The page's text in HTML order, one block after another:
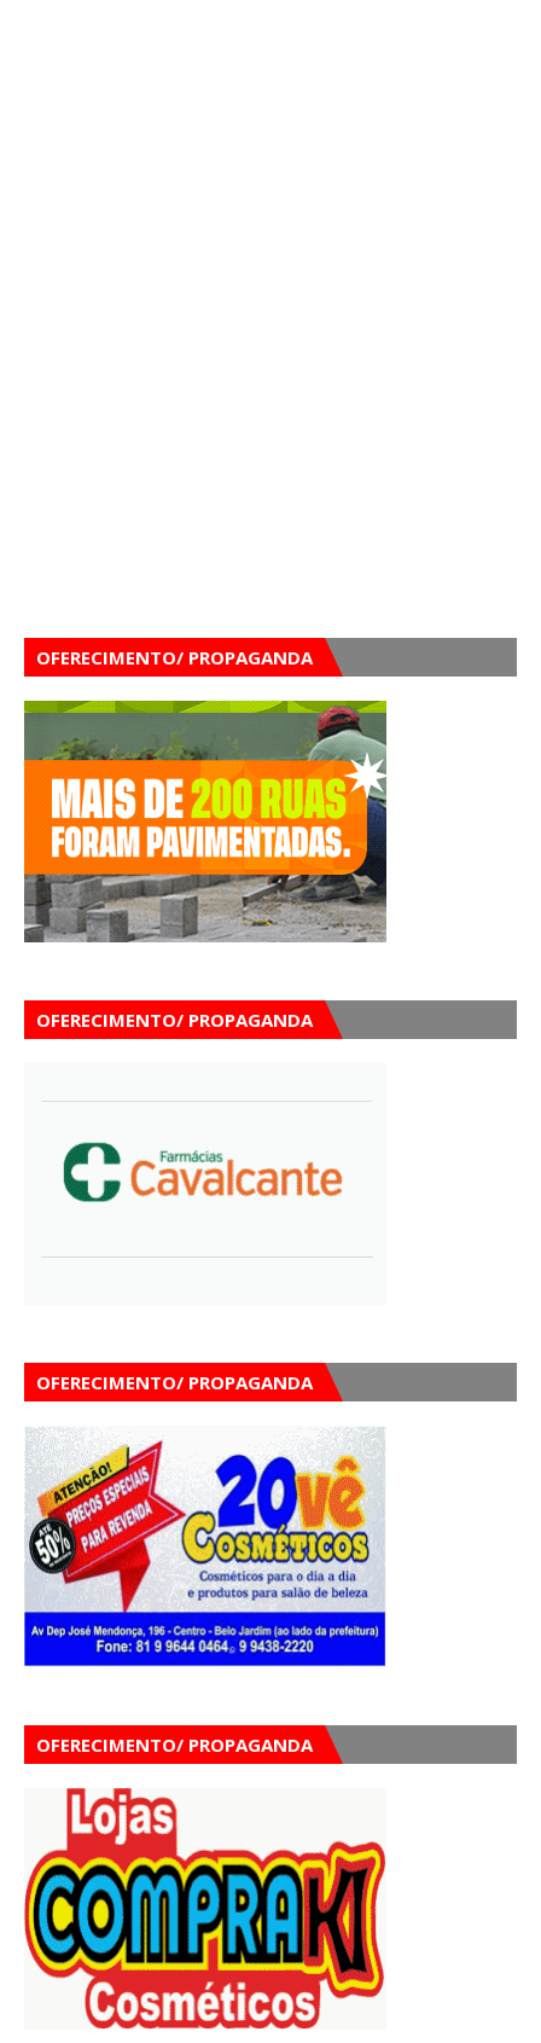
OFERECIMENTO/ PROPAGANDA
OFERECIMENTO/ PROPAGANDA
OFERECIMENTO/ PROPAGANDA
OFERECIMENTO/ PROPAGANDA